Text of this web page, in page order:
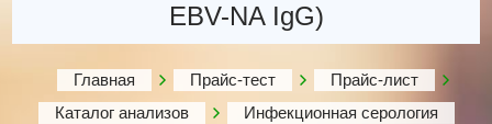
EBV-NA IgG)
Главная Прайс-тест
Прайс-лист
Каталог анализов
Инфекционная серология